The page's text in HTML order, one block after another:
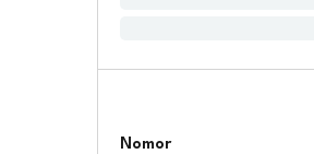
Nomor